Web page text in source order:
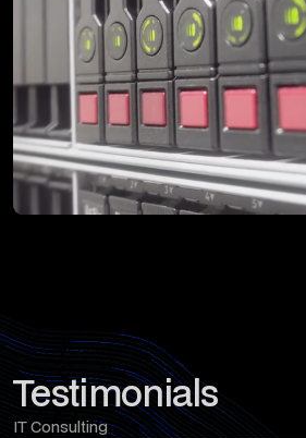
Testimonials
IT Consulting